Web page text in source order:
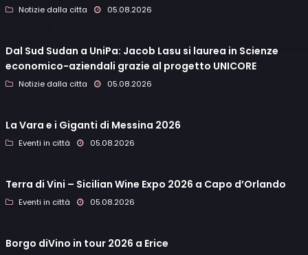
Notizie dalla citta 05.08.2026
Dal Sud Sudan a UniPa: Jacob Lasu si laurea in Scienze
economico-aziendali grazie al progetto UNICORE
Notizie dalla citta 05.08.2026
La Vara e i Giganti di Messina 2026
Eventi in città 05.08.2026
Terra di Vini – Sicilian Wine Expo 2026 a Capo d’Orlando
Eventi in città 05.08.2026
Borgo diVino in tour 2026 a Erice